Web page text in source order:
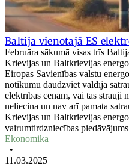
Baltija vienotajā ES
Februāra sākumā visas trīs
Krievijas un Baltkrievijas
Eiropas Savienības valstu
notikumu daudzviet valdīja
elektrības cenām, vai tās strauji
neliecina un nav arī pamata
Krievijas un Baltkrievijas
vairumtirdzniecības
Ekonomika
•
11.03.2025